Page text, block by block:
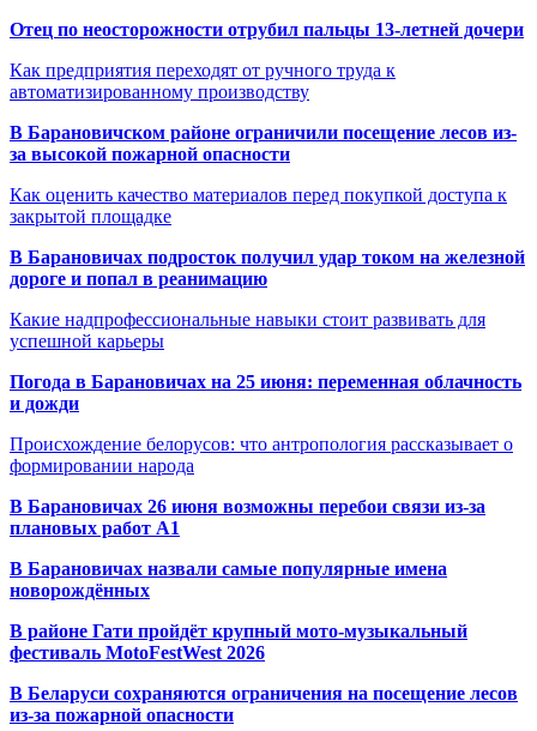
Отец по неосторожности отрубил пальцы 13-летней дочери
Как предприятия переходят от ручного труда к
автоматизированному производству
В Барановичском районе ограничили посещение лесов из-
за высокой пожарной опасности
Как оценить качество материалов перед покупкой доступа к
закрытой площадке
В Барановичах подросток получил удар током на железной
дороге и попал в реанимацию
Какие надпрофессиональные навыки стоит развивать для
успешной карьеры
Погода в Барановичах на 25 июня: переменная облачность
и дожди
Происхождение белорусов: что антропология рассказывает о
формировании народа
В Барановичах 26 июня возможны перебои связи из-за
плановых работ A1
В Барановичах назвали самые популярные имена
новорождённых
В районе Гати пройдёт крупный мото-музыкальный
фестиваль MotoFestWest 2026
В Беларуси сохраняются ограничения на посещение лесов
из-за пожарной опасности